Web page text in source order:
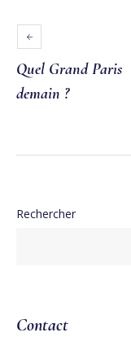
Quel Grand Paris
demain ?
Rechercher
Contact